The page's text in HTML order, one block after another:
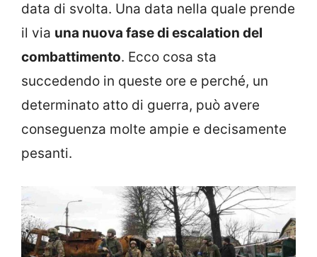
data di svolta. Una data nella quale prende
il via una nuova fase di escalation del
combattimento. Ecco cosa sta
succedendo in queste ore e perché, un
determinato atto di guerra, può avere
conseguenza molte ampie e decisamente
pesanti.